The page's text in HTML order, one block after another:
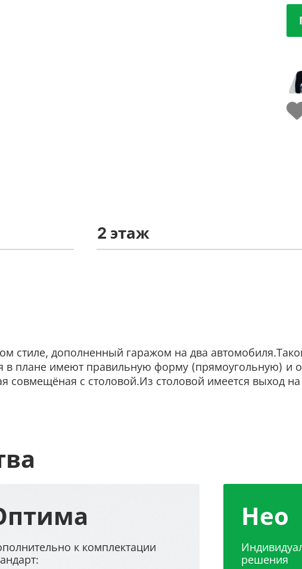
2 этаж
стиле, дополненный гаражом на два
плане имеют правильную форму (прямоугольную) и
с столовой.Из столовой имеется выход на
к комплектации
Нео
решения